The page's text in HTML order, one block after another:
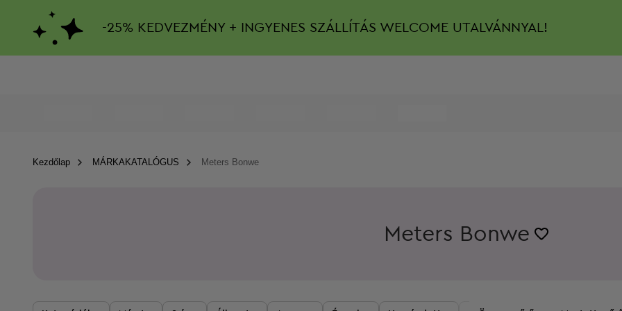
-25% KEDVEZMÉNY + INGYENES SZÁLLÍTÁS WELCOME UTALVÁNNYAL!
Kezdőlap MÁRKAKATALÓGUS Meters Bonwe
Meters Bonwe